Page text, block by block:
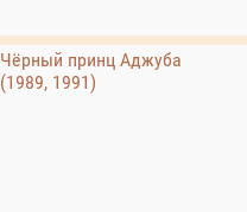
Чёрный принц Аджуба
(1989, 1991)